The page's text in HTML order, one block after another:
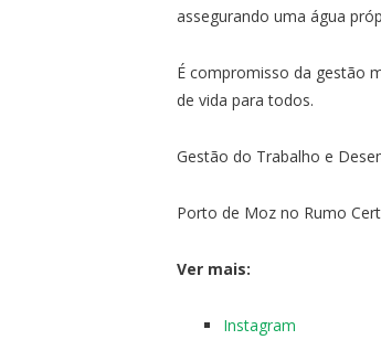
assegurando uma água
É compromisso da gestão
de vida para todos.
Gestão do Trabalho e
Porto de Moz no Rumo
Ver mais:
Instagram